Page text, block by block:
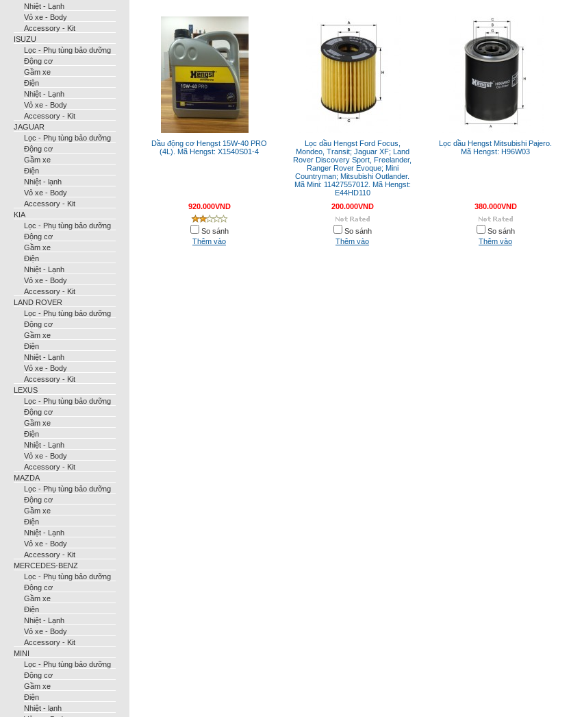
Nhiệt - Lạnh
Vỏ xe - Body
Accessory - Kit
ISUZU
Lọc - Phụ tùng bảo dưỡng
Động cơ
Gầm xe
Điện
Nhiệt - Lạnh
Vỏ xe - Body
Accessory - Kit
JAGUAR
Lọc - Phụ tùng bảo dưỡng
Động cơ
Gầm xe
Điện
Nhiệt - lạnh
Vỏ xe - Body
Accessory - Kit
KIA
Lọc - Phụ tùng bảo dưỡng
Động cơ
Gầm xe
Điện
Nhiệt - Lạnh
Vỏ xe - Body
Accessory - Kit
LAND ROVER
Lọc - Phụ tùng bảo dưỡng
Động cơ
Gầm xe
Điện
Nhiệt - Lạnh
Vỏ xe - Body
Accessory - Kit
LEXUS
Lọc - Phụ tùng bảo dưỡng
Động cơ
Gầm xe
Điện
Nhiệt - Lạnh
Vỏ xe - Body
Accessory - Kit
MAZDA
Lọc - Phụ tùng bảo dưỡng
Động cơ
Gầm xe
Điện
Nhiệt - Lạnh
Vỏ xe - Body
Accessory - Kit
MERCEDES-BENZ
Lọc - Phụ tùng bảo dưỡng
Động cơ
Gầm xe
Điện
Nhiệt - Lạnh
Vỏ xe - Body
Accessory - Kit
MINI
Lọc - Phụ tùng bảo dưỡng
Động cơ
Gầm xe
Điện
Nhiệt - lạnh
Dầu động cơ Hengst 15W-40 PRO
(4L). Mã Hengst: X1540S01-4
920.000VND
So sánh
Thêm vào
Lọc dầu Hengst Ford Focus,
Mondeo, Transit; Jaguar XF; Land
Rover Discovery Sport, Freelander,
Ranger Rover Evoque; Mini
Countryman; Mitsubishi Outlander.
Mã Mini: 11427557012. Mã Hengst:
E44HD110
200.000VND
So sánh
Thêm vào
Lọc dầu Hengst Mitsubishi Pajero.
Mã Hengst: H96W03
380.000VND
So sánh
Thêm vào